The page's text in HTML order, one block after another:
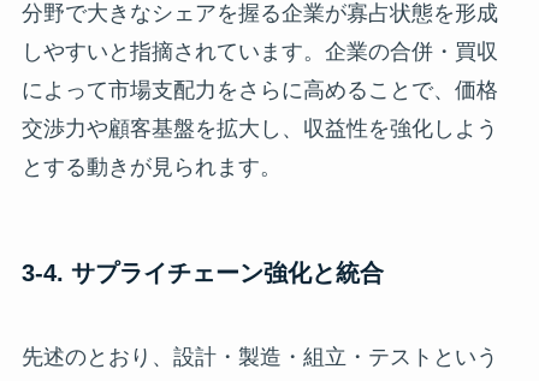
分野で大きなシェアを握る企業が寡占状態を形成
しやすいと指摘されています。企業の合併・買収
によって市場支配力をさらに高めることで、価格
交渉力や顧客基盤を拡大し、収益性を強化しよう
とする動きが見られます。
3-4. サプライチェーン強化と統合
先述のとおり、設計・製造・組立・テストという